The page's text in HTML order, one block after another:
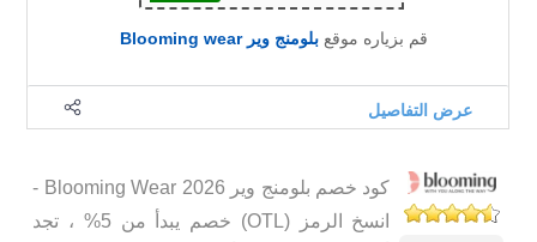
قم بزياره موقعبلومنج وير Blooming wear
عرض التفاصيل
كود خصم بلومنج وير Blooming Wear 2026 -
انسخ الرمز (OTL) خصم يبدأ من 5% ، تجد